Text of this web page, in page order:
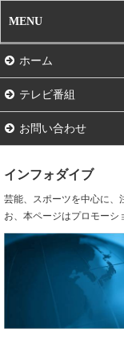
MENU
ホーム
テレビ番組
お問い合わせ
インフォダイブ
芸能、スポーツを中心に、
お、本ページはプロモーシ